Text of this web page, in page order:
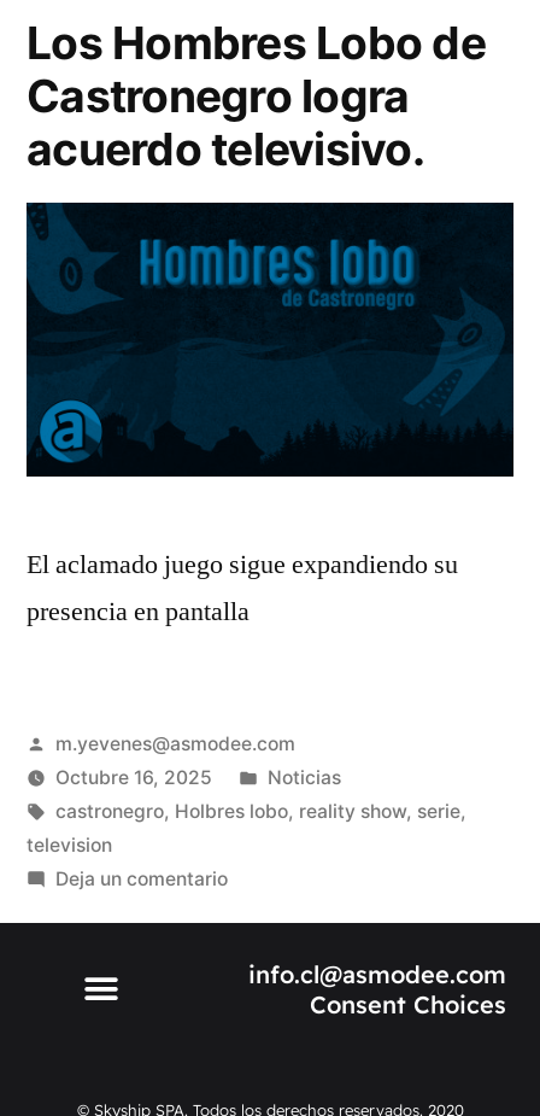
Los Hombres Lobo de
Castronegro logra
acuerdo televisivo.
El aclamado juego sigue expandiendo su
presencia en pantalla
m.yevenes@asmodee.com
Octubre 16, 2025
Noticias
castronegro, Holbres lobo, reality show, serie,
television
Deja un comentario
info.cl@asmodee.com
Consent Choices
© Skyship SPA. Todos los derechos reservados. 2020